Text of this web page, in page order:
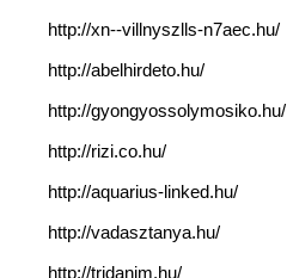
http://xn--villnyszlls-n7aec.hu/
http://abelhirdeto.hu/
http://gyongyossolymosiko.hu/
http://rizi.co.hu/
http://aquarius-linked.hu/
http://vadasztanya.hu/
http://tridanim.hu/